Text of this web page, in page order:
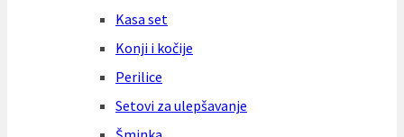
Kasa set
Konji i kočije
Perilice
Setovi za ulepšavanje